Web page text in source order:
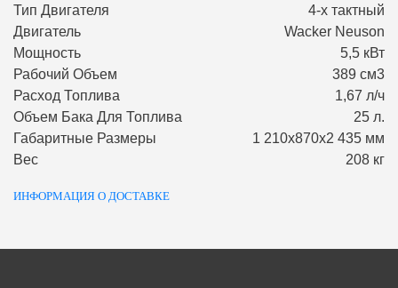
Тип Двигателя
4-х тактный
Двигатель
Wacker Neuson
Мощность
5,5 кВт
Рабочий Объем
389 см3
Расход Топлива
1,67 л/ч
Объем Бака Для Топлива
25 л.
Габаритные Размеры
1 210х870х2 435 мм
Вес
208 кг
ИНФОРМАЦИЯ О ДОСТАВКЕ